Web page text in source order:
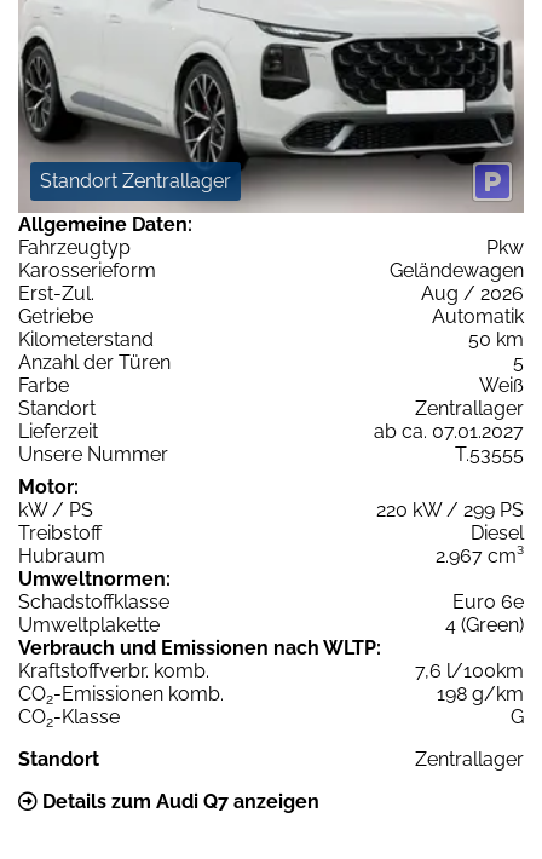
Standort Zentrallager
Allgemeine Daten:
Fahrzeugtyp
Pkw
Karosserieform
Geländewagen
Erst-Zul.
Aug / 2026
Getriebe
Automatik
Kilometerstand
50 km
Anzahl der Türen
5
Farbe
Weiß
Standort
Zentrallager
Lieferzeit
ab ca. 07.01.2027
Unsere Nummer
T.53555
Motor:
kW / PS
220 kW / 299 PS
Treibstoff
Diesel
Hubraum
2.967 cm³
Umweltnormen:
Schadstoffklasse
Euro 6e
Umweltplakette
4 (Green)
Verbrauch und Emissionen nach WLTP:
Kraftstoffverbr. komb.
7,6 l/100km
CO2-Emissionen komb.
198 g/km
CO2-Klasse
G
Standort
Zentrallager
Details zum Audi Q7 anzeigen